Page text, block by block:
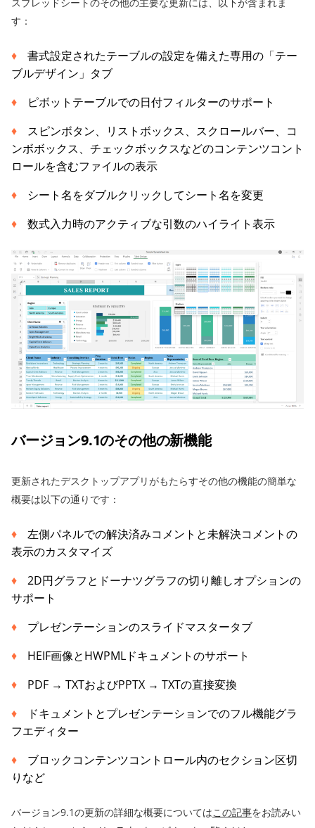
す：
書式設定されたテーブルの設定を備えた専用の「テー
ブルデザイン」タブ
ピボットテーブルでの日付フィルターのサポート
スピンボタン、リストボックス、スクロールバー、コ
ンボボックス、チェックボックスなどのコンテンツコント
ロールを含むファイルの表示
シート名をダブルクリックしてシート名を変更
数式入力時のアクティブな引数のハイライト表示
バージョン9.1のその他の新機能
更新されたデスクトップアプリがもたらすその他の機能の簡単な
概要は以下の通りです：
左側パネルでの解決済みコメントと未解決コメントの
表示のカスタマイズ
2D円グラフとドーナツグラフの切り離しオプションの
サポート
プレゼンテーションのスライドマスタータブ
HEIF画像とHWPMLドキュメントのサポート
PDF → TXTおよびPPTX → TXTの直接変換
ドキュメントとプレゼンテーションでのフル機能グラ
フエディター
ブロックコンテンツコントロール内のセクション区切
りなど
バージョン9.1の更新の詳細な概要についてはこの記事をお読みい